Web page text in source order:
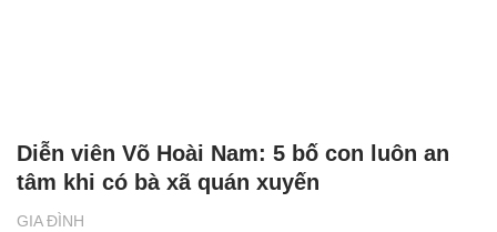
GIA ĐÌNH
Diễn viên Võ Hoài Nam: 5 bố con luôn an
tâm khi có bà xã quán xuyến